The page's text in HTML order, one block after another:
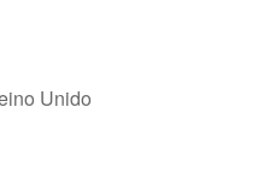
Unido